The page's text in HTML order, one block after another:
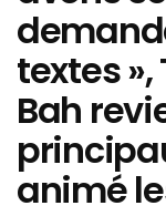
textes
Bah
animé